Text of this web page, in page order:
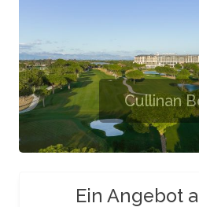
Cullinan
Ein Angebot